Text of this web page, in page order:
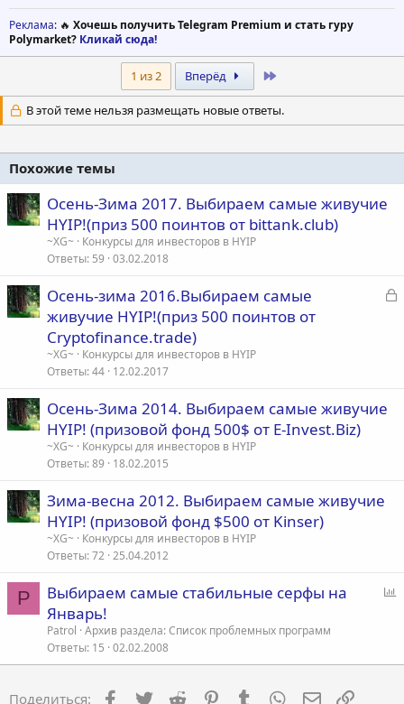
Реклама: 🔥 Хочешь получить Telegram Premium и стать гуру
Polymarket? Кликай сюда!
1 из 2 Вперёд
В этой теме нельзя размещать новые ответы.
Похожие темы
Осень-Зима 2017. Выбираем самые живучие
HYIP!(приз 500 поинтов от bittank.club)
~XG~ Конкурсы для инвесторов в HYIP
Ответы 59 03.02.2018
З
Осень-зима 2016.Выбираем самые
живучие HYIP!(приз 500 поинтов от
Cryptofinance.trade)
~XG~ Конкурсы для инвесторов в HYIP
Ответы 44 12.02.2017
Осень-Зима 2014. Выбираем самые живучие
HYIP! (призовой фонд 500$ от E-Invest.Biz)
~XG~ Конкурсы для инвесторов в HYIP
Ответы 89 18.02.2015
Зима-весна 2012. Выбираем самые живучие
HYIP! (призовой фонд $500 от Kinser)
~XG~ Конкурсы для инвесторов в HYIP
Ответы 72 25.04.2012
P
с
Выбираем самые стабильные серфы на
Январь!
Patrol Архив раздела: Список проблемных программ
Ответы 15 02.02.2008
Поделиться: Facebook
Twitter Reddit PinterestTumblr WhatsApp